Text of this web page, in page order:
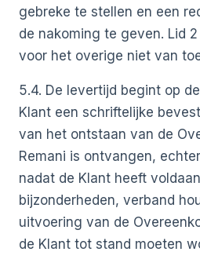
gebreke te stellen en een
de nakoming te geven. Lid
voor het overige niet van
5.4. De levertijd begint op
Klant een schriftelijke
van het ontstaan van de
Remani is ontvangen,
nadat de Klant heeft
bijzonderheden, verband
uitvoering van de
de Klant tot stand moeten